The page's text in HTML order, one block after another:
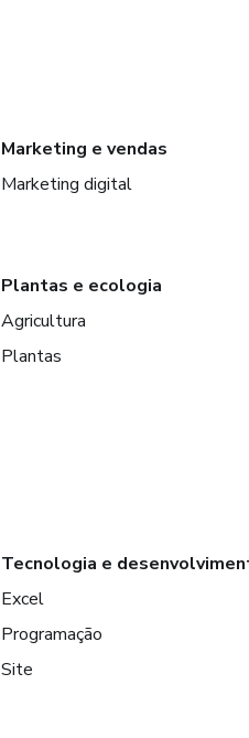
Marketing e vendas
Marketing digital
Plantas e ecologia
Agricultura
Plantas
Tecnologia e
Excel
Programação
Site